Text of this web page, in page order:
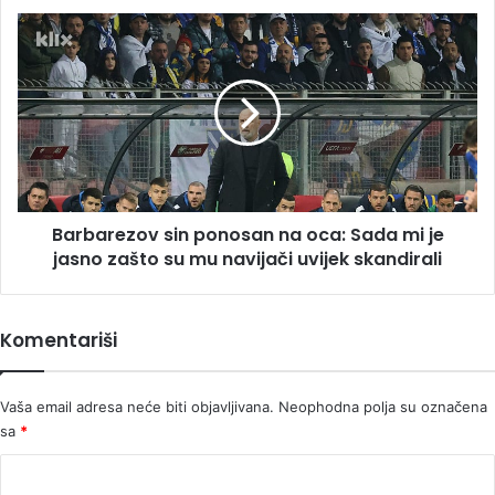
ime
Barbarezov
sin
ponosan
na
oca:
Sada
mi
je
jasno
zašto
skandirali
Barbarezov sin ponosan na oca: Sada mi je
jasno zašto su mu navijači uvijek skandirali
Komentariši
Vaša email adresa neće biti objavljivana. Neophodna polja su označena
sa *